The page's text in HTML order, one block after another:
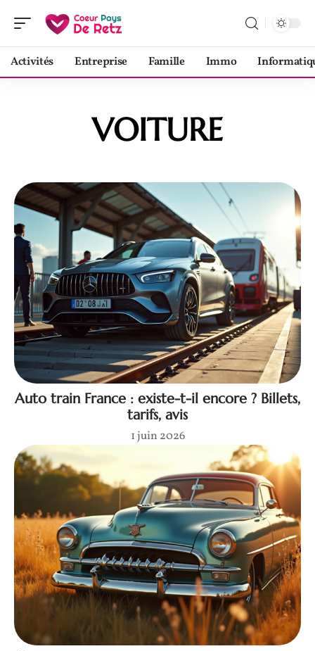
Activités Entreprise Famille Immo
VOITURE
Auto train France : existe-t-il encore ? Billets,
tarifs, avis
1 juin 2026